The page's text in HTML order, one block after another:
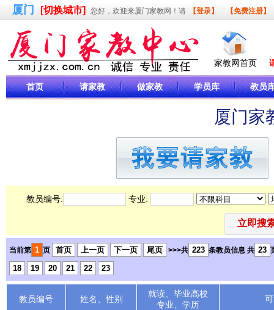
厦门 [切换城市] 您好，欢迎来厦门家教网！请 【登录】 【免费注册】
家教网首页
首页 请家教 做家教 学员库 教员
厦门家
教员编号: 专业:
当前第 1 页 首页 上一页 下一页 尾页 >>>共 223 条教员信息 共 23
18 19 20 21 22 23
教员编号 姓名、性别
就读、毕业高校
专业、学历